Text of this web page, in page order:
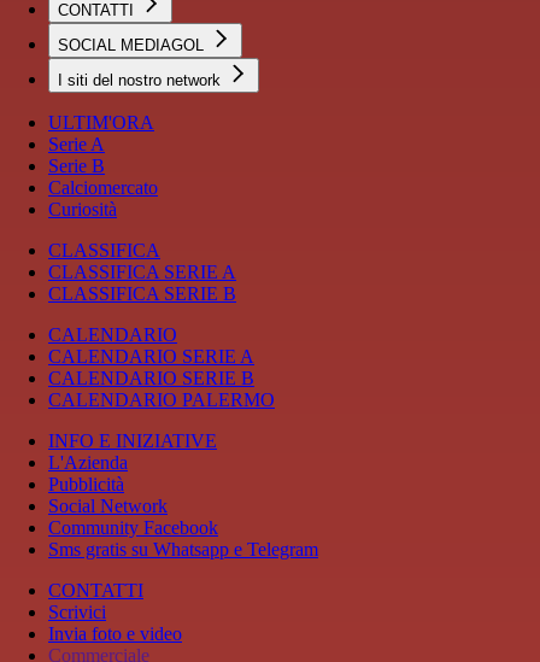
CONTATTI
SOCIAL MEDIAGOL
I siti del nostro network
ULTIM'ORA
Serie A
Serie B
Calciomercato
Curiosità
CLASSIFICA
CLASSIFICA SERIE A
CLASSIFICA SERIE B
CALENDARIO
CALENDARIO SERIE A
CALENDARIO SERIE B
CALENDARIO PALERMO
INFO E INIZIATIVE
L'Azienda
Pubblicità
Social Network
Community Facebook
Sms gratis su Whatsapp e Telegram
CONTATTI
Scrivici
Invia foto e video
Commerciale